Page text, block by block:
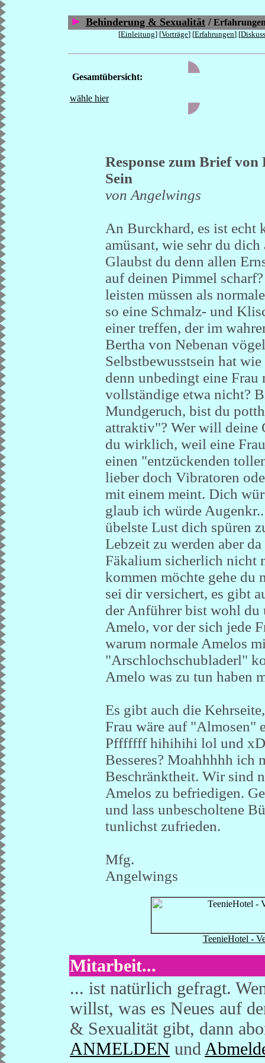
Behinderung & Sexualität /
[Einleitung] [Vorträge] [Erfahrungen] [
Gesamtübersicht:
wähle hier
Response zum Brief
Sein
von Angelwings
An Burckhard, es ist echt
amüsant, wie sehr du
Glaubst du denn allen
auf deinen Pimmel
leisten müssen als
so eine Schmalz- und
einer treffen, der im
Bertha von Nebenan
Selbstbewusstsein hat
denn unbedingt eine
vollständige etwa nicht?
Mundgeruch, bist du
attraktiv"? Wer will deine
du wirklich, weil eine
einen "entzückenden
lieber doch Vibratoren
mit einem meint. Dich
glaub ich würde
übelste Lust dich spüren
Lebzeit zu werden aber
Fäkalium sicherlich nicht
kommen möchte gehe du
sei dir versichert, es gibt
der Anführer bist wohl du
Amelo, vor der sich jede
warum normale Amelos
"Arschlochschubladerl"
Amelo was zu tun haben
Es gibt auch die
Frau wäre auf "Almosen"
Pfffffff hihihihi lol und
Besseres? Moahhhhh ich
Beschränktheit. Wir sind
Amelos zu befriedigen.
und lass unbescholtene
tunlichst zufrieden.
Mfg.
Angelwings
TeenieHotel -
Mitarbeit...
... ist natürlich gefragt.
willst, was es Neues auf
& Sexualität gibt, dann
ANMELDEN und